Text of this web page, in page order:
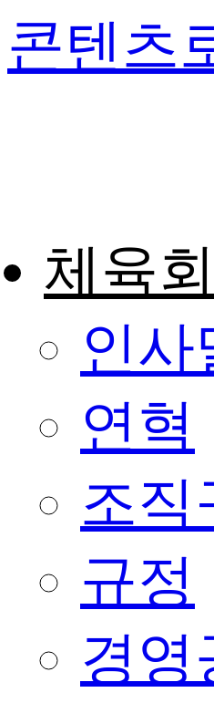
콘텐츠
체육
인사
연혁
조직
규정
경영